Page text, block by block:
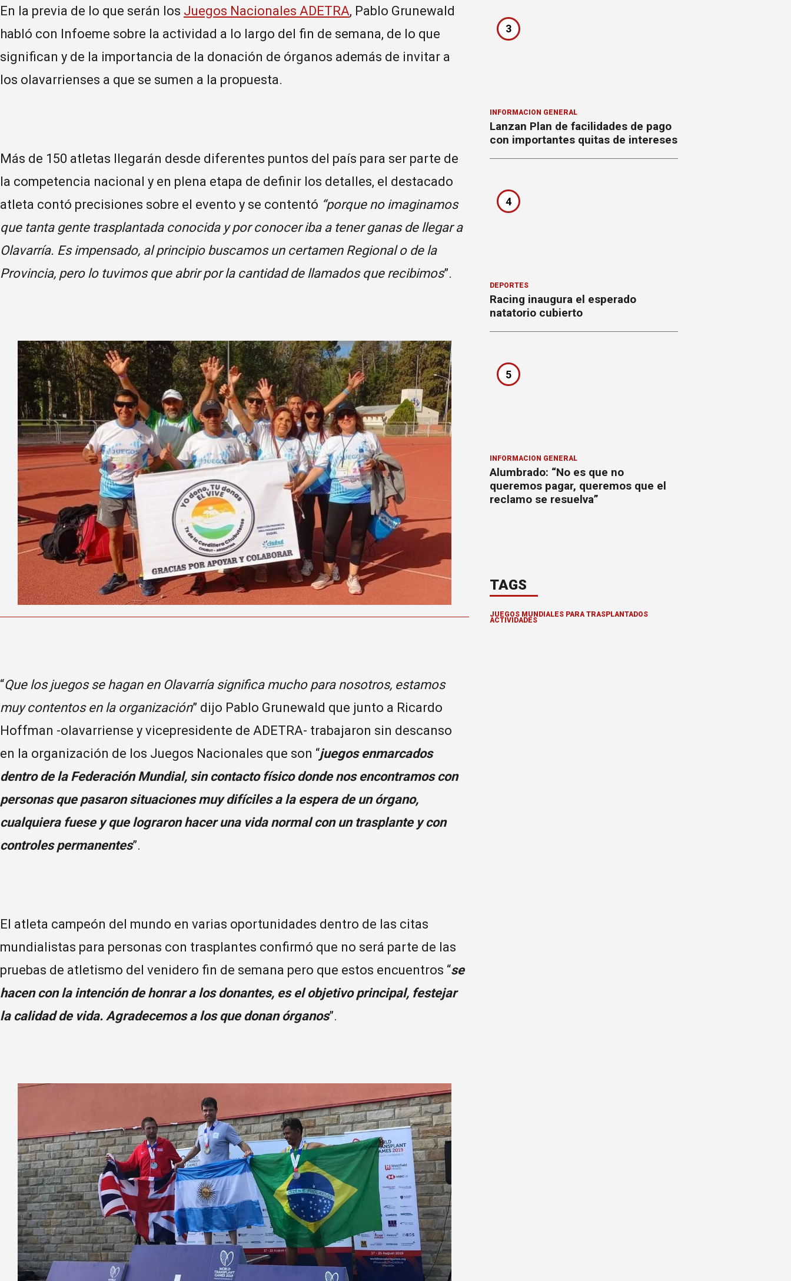
En la previa de lo que serán los Juegos Nacionales ADETRA, Pablo Grunewald
habló con Infoeme sobre la actividad a lo largo del fin de semana, de lo que
significan y de la importancia de la donación de órganos además de invitar a
los olavarrienses a que se sumen a la propuesta.
Más de 150 atletas llegarán desde diferentes puntos del país para ser parte de
la competencia nacional y en plena etapa de definir los detalles, el destacado
atleta contó precisiones sobre el evento y se contentó “porque no imaginamos
que tanta gente trasplantada conocida y por conocer iba a tener ganas de llegar a
Olavarría. Es impensado, al principio buscamos un certamen Regional o de la
Provincia, pero lo tuvimos que abrir por la cantidad de llamados que recibimos”.
“Que los juegos se hagan en Olavarría significa mucho para nosotros, estamos
muy contentos en la organización” dijo Pablo Grunewald que junto a Ricardo
Hoffman -olavarriense y vicepresidente de ADETRA- trabajaron sin descanso
en la organización de los Juegos Nacionales que son “juegos enmarcados
dentro de la Federación Mundial, sin contacto físico donde nos encontramos con
personas que pasaron situaciones muy difíciles a la espera de un órgano,
cualquiera fuese y que lograron hacer una vida normal con un trasplante y con
controles permanentes”.
El atleta campeón del mundo en varias oportunidades dentro de las citas
mundialistas para personas con trasplantes confirmó que no será parte de las
pruebas de atletismo del venidero fin de semana pero que estos encuentros “se
hacen con la intención de honrar a los donantes, es el objetivo principal, festejar
la calidad de vida. Agradecemos a los que donan órganos”.
3
INFORMACION GENERAL
Lanzan Plan de facilidades de pago
con importantes quitas de intereses
4
DEPORTES
Racing inaugura el esperado
natatorio cubierto
5
INFORMACION GENERAL
Alumbrado: “No es que no
queremos pagar, queremos que el
reclamo se resuelva”
TAGS
JUEGOS MUNDIALES PARA TRASPLANTADOS
ACTIVIDADES